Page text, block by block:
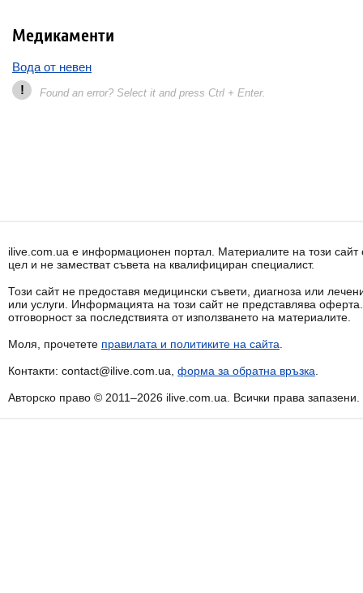
Медикаменти
Вода от невен
!
Found an error? Select it and press Ctrl + Enter.
ilive.com.ua е информационен портал. Материалите на този
цел и не заместват съвета на квалифициран специалист.
Този сайт не предоставя медицински съвети, диагноза или
или услуги. Информацията на този сайт не представлява
отговорност за последствията от използването на материалите.
Моля, прочетете правилата и политиките на сайта
Контакти: contact@ilive.com.ua, форма за обратна връзка
Авторско право © 2011–2026 ilive.com.ua. Всички права запазени.